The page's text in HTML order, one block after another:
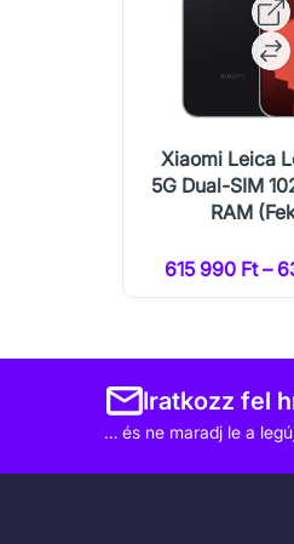
Xiaomi Leica
5G Dual-SIM
RAM
615 990 Ft –
Iratkozz fel
… és ne maradj le a